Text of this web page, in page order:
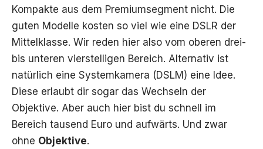
Kompakte aus dem Premiumsegment nicht. Die
guten Modelle kosten so viel wie eine DSLR der
Mittelklasse. Wir reden hier also vom oberen drei-
bis unteren vierstelligen Bereich. Alternativ ist
natürlich eine Systemkamera (DSLM) eine Idee.
Diese erlaubt dir sogar das Wechseln der
Objektive. Aber auch hier bist du schnell im
Bereich tausend Euro und aufwärts. Und zwar
ohne Objektive.